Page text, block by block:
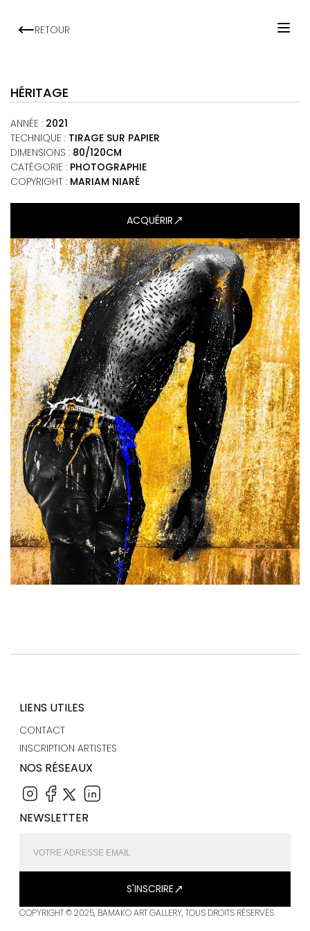
RETOUR
VIEWING ROOM
MALI ART CLUB
ART'ACTU
À PROPOS
CONTACT
HÉRITAGE
ANNÉE : 2021
TECHNIQUE : TIRAGE SUR PAPIER
DIMENSIONS : 80/120CM
CATÉGORIE : PHOTOGRAPHIE
COPYRIGHT : MARIAM NIARÉ
ACQUÉRIR
LIENS UTILES
CONTACT
INSCRIPTION ARTISTES
NOS RÉSEAUX
NEWSLETTER
S'INSCRIRE
COPYRIGHT © 2025, BAMAKO ART GALLERY, TOUS DROITS RÉSERVÉS